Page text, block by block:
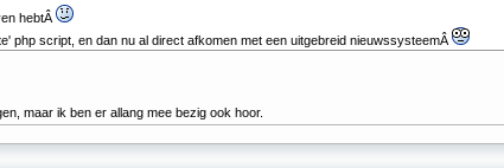
hebtÂ
php script, en dan nu al direct afkomen met een uitgebreid nieuwssysteemÂ
maar ik ben er allang mee bezig ook hoor.